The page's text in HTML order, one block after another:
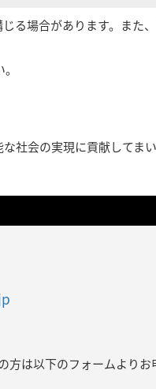
る場合があります。また
社会の実現に貢献してまい
方は以下のフォームよりお